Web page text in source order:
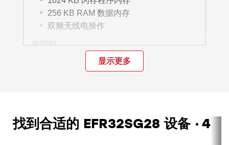
256 KB RAM 数据内存
双频无线电操作
低能耗
在 915 MHz (50 kbps 2GFSK) 条件下 RX
电流为 4.2 mA
915 MHz 条件下）
显示更多
找到合适的 EFR32SG28 设备 4